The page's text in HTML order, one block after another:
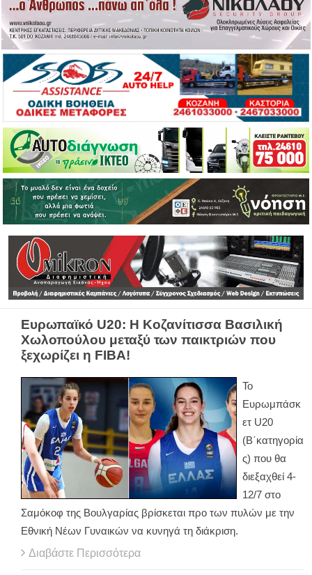
Ευρωπαϊκό U20: Η Κοζανίτισσα Βασιλική
Χωλοπούλου μεταξύ των παικτριών που
ξεχωρίζει η FIBA!
Το
Ευρωμπάσκ
ετ U20
(Β΄κατηγορία
ς) που θα
διεξαχθεί 4-
12/7 στο
Σαμόκοφ της Βουλγαρίας βρίσκεται προ των πυλών με την
Εθνική Νέων Γυναικών να κυνηγά τη διάκριση.
Διαβάστε Περισσότερα